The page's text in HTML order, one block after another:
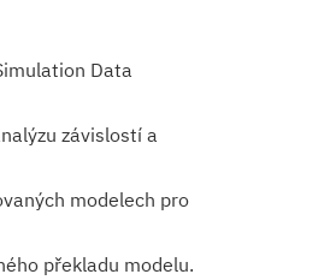
Data
závislostí a
modelech pro
překladu modelu.